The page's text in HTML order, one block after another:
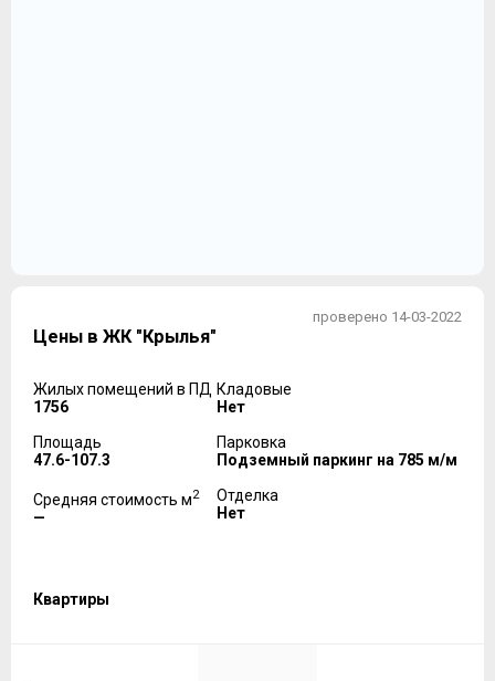
проверено 14-03-2022
Цены в ЖК "Крылья"
Жилых помещений в ПД
1756
Площадь
47.6-107.3
Средняя стоимость м2
—
Кладовые
Нет
Парковка
Подземный паркинг на 785 м/м
Отделка
Нет
Квартиры